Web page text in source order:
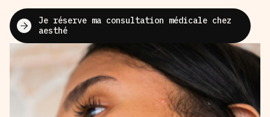
Je réserve ma consultation médicale chez
aesthé